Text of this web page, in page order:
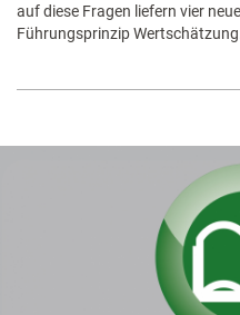
auf diese Fragen liefern vier
Führungsprinzip